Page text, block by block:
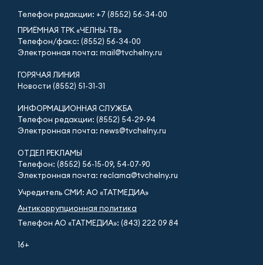
Телефон редакции: +7 (8552) 56-34-00
ПРИЁМНАЯ ТРК «ЧЕЛНЫ-ТВ»
Телефон/факс: (8552) 56-34-00
Электронная почта: mail@tvchelny.ru
ГОРЯЧАЯ ЛИНИЯ
Новости (8552) 51-31-31
ИНФОРМАЦИОННАЯ СЛУЖБА
Телефон редакции: (8552) 54-29-94
Электронная почта: news@tvchelny.ru
ОТДЕЛ РЕКЛАМЫ
Телефон: (8552) 56-15-09, 54-07-90
Электронная почта: reclama@tvchelny.ru
Учредитель СМИ: АО «ТАТМЕДИА»
Антикоррупционная политика
Телефон АО «ТАТМЕДИА»: (843) 222 09 84
16+